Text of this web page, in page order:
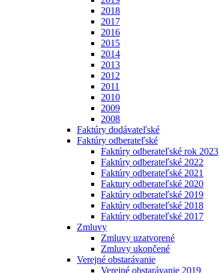
2018
2017
2016
2015
2014
2013
2012
2011
2010
2009
2008
Faktúry dodávateľské
Faktúry odberateľské
Faktúry odberateľské rok 2023
Faktúry odberateľské 2022
Faktúry odberateľské 2021
Faktury odberateľské 2020
Faktúry odberateľské 2019
Faktúry odberateľské 2018
Faktúry odberateľské 2017
Zmluvy
Zmluvy uzatvorené
Zmluvy ukončené
Verejné obstarávanie
Verejné obstarávanie 2019